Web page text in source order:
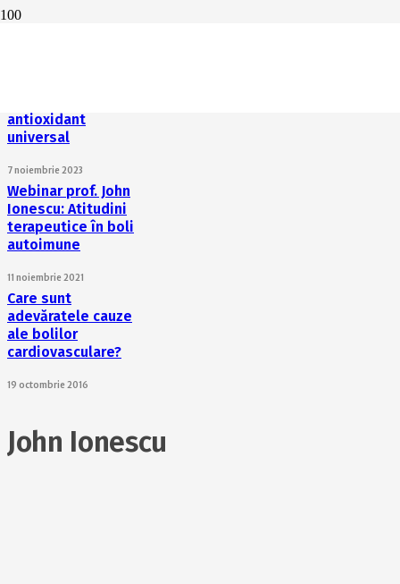
antioxidant
universal
7 noiembrie 2023
Webinar prof. John
Ionescu: Atitudini
terapeutice în boli
autoimune
11 noiembrie 2021
Care sunt
adevăratele cauze
ale bolilor
cardiovasculare?
19 octombrie 2016
John Ionescu